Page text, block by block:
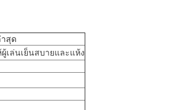
สุด
เล่นเย็นสบายและแห้ง